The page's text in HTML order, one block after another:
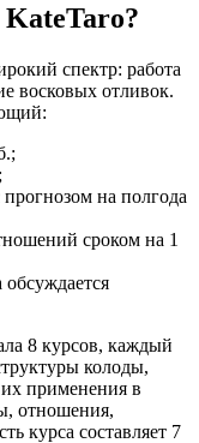
KateTaro?
спектр: работа
восковых отливок.
на полгода
сроком на 1
8 курсов, каждый
колоды,
применения в
отношения,
курса составляет 7